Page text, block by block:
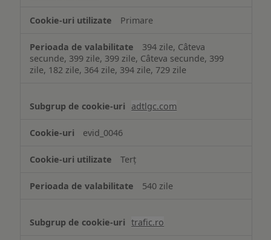
Primare
394 zile, Câteva
secunde, 399 zile, 399 zile, Câteva secunde, 399
zile, 182 zile, 364 zile, 394 zile, 729 zile
adtlgc.com
evid_0046
Terț
540 zile
trafic.ro